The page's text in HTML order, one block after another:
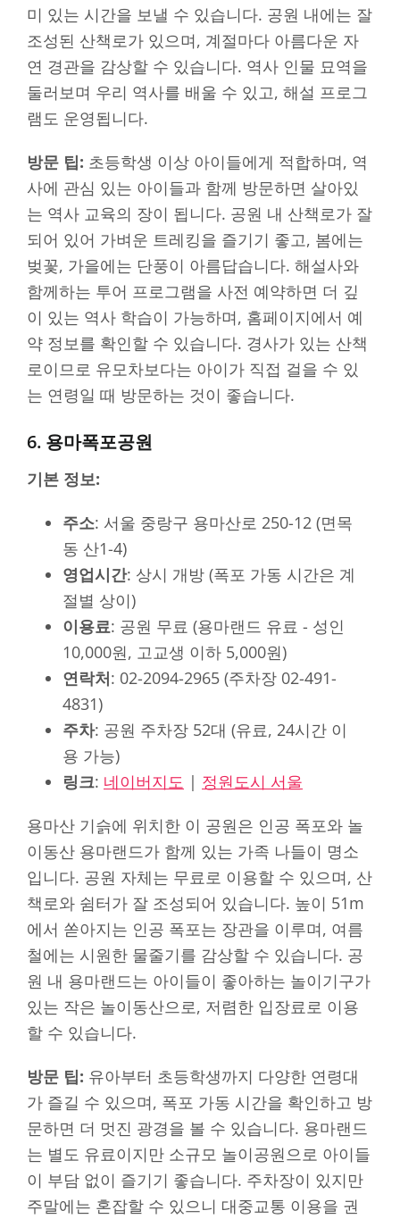
미 있는 시간을 보낼 수 있습니다. 공원 내에는 잘
조성된 산책로가 있으며, 계절마다 아름다운 자
연 경관을 감상할 수 있습니다. 역사 인물 묘역을
둘러보며 우리 역사를 배울 수 있고, 해설 프로그
램도 운영됩니다.
방문 팁: 초등학생 이상 아이들에게 적합하며, 역
사에 관심 있는 아이들과 함께 방문하면 살아있
는 역사 교육의 장이 됩니다. 공원 내 산책로가 잘
되어 있어 가벼운 트레킹을 즐기기 좋고, 봄에는
벚꽃, 가을에는 단풍이 아름답습니다. 해설사와
함께하는 투어 프로그램을 사전 예약하면 더 깊
이 있는 역사 학습이 가능하며, 홈페이지에서 예
약 정보를 확인할 수 있습니다. 경사가 있는 산책
로이므로 유모차보다는 아이가 직접 걸을 수 있
는 연령일 때 방문하는 것이 좋습니다.
6. 용마폭포공원
기본 정보:
주소: 서울 중랑구 용마산로 250-12 (면목
동 산1-4)
영업시간: 상시 개방 (폭포 가동 시간은 계
절별 상이)
이용료: 공원 무료 (용마랜드 유료 - 성인
10,000원, 고교생 이하 5,000원)
연락처: 02-2094-2965 (주차장 02-491-
4831)
주차: 공원 주차장 52대 (유료, 24시간 이
용 가능)
링크: 네이버지도 | 정원도시 서울
용마산 기슭에 위치한 이 공원은 인공 폭포와 놀
이동산 용마랜드가 함께 있는 가족 나들이 명소
입니다. 공원 자체는 무료로 이용할 수 있으며, 산
책로와 쉼터가 잘 조성되어 있습니다. 높이 51m
에서 쏟아지는 인공 폭포는 장관을 이루며, 여름
철에는 시원한 물줄기를 감상할 수 있습니다. 공
원 내 용마랜드는 아이들이 좋아하는 놀이기구가
있는 작은 놀이동산으로, 저렴한 입장료로 이용
할 수 있습니다.
방문 팁: 유아부터 초등학생까지 다양한 연령대
가 즐길 수 있으며, 폭포 가동 시간을 확인하고 방
문하면 더 멋진 광경을 볼 수 있습니다. 용마랜드
는 별도 유료이지만 소규모 놀이공원으로 아이들
이 부담 없이 즐기기 좋습니다. 주차장이 있지만
주말에는 혼잡할 수 있으니 대중교통 이용을 권